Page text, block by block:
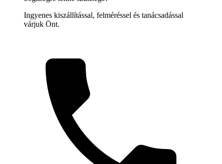
Ingyenes kiszállítással, felméréssel és tanácsadással
várjuk Önt.